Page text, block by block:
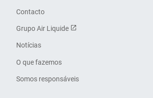
Contacto
Grupo Air Liquide
Notícias
O que fazemos
Somos responsáveis